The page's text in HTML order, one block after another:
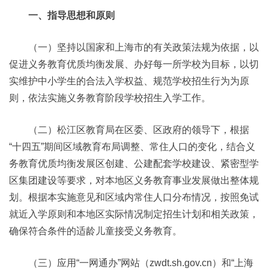
一、指导思想和原则
（一）坚持以国家和上海市的有关政策法规为依据，以
促进义务教育优质均衡发展、办好每一所学校为目标，以切
实维护中小学生的合法入学权益、规范学校招生行为为原
则，依法实施义务教育阶段学校招生入学工作。
（二）松江区教育局在区委、区政府的领导下，根据
“十四五”期间区域教育布局调整、常住人口的变化，结合义
务教育优质均衡发展区创建、公建配套学校建设、紧密型学
区集团建设等要求，对本地区义务教育事业发展做出整体规
划。根据本实施意见和区域内常住人口分布情况，按照免试
就近入学原则和本地区实际情况制定招生计划和相关政策，
确保符合条件的适龄儿童接受义务教育。
（三）应用“一网通办”网站（zwdt.sh.gov.cn）和“上海